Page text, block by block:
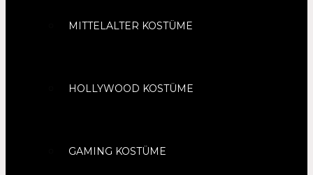
MITTELALTER KOSTÜME
HOLLYWOOD KOSTÜME
GAMING KOSTÜME